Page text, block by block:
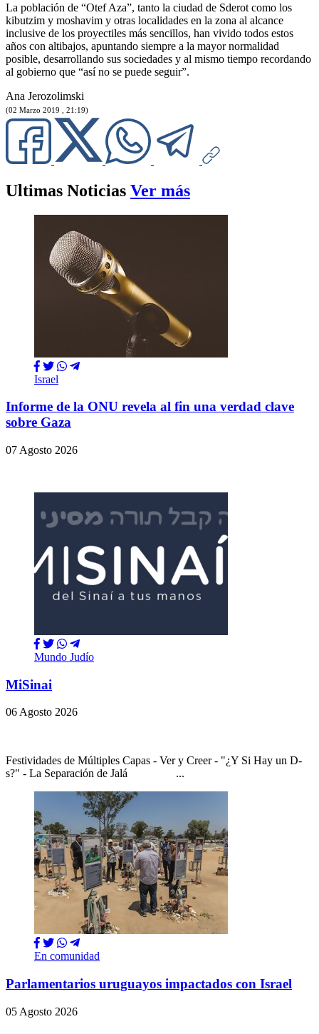
La población de “Otef Aza”, tanto la ciudad de Sderot como los
kibutzim y moshavim y otras localidades en la zona al alcance
inclusive de los proyectiles más sencillos, han vivido todos estos
años con altibajos, apuntando siempre a la mayor normalidad
posible, desarrollando sus sociedades y al mismo tiempo recordando
al gobierno que “así no se puede seguir”.
Ana Jerozolimski
(02 Marzo 2019 , 21:19)
Ultimas Noticias Ver más
Israel
Informe de la ONU revela al fin una verdad clave
sobre Gaza
07 Agosto 2026
Mundo Judío
MiSinai
06 Agosto 2026
Festividades de Múltiples Capas - Ver y Creer - "¿Y Si Hay un D-
s?" - La Separación de Jalá ...
En comunidad
Parlamentarios uruguayos impactados con Israel
05 Agosto 2026